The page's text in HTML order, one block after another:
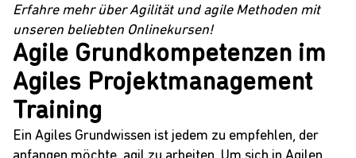
Erfahre mehr über Agilität und agile Methoden mit
unseren beliebten Onlinekursen!
Agile Grundkompetenzen im
Agiles Projektmanagement
Training
Ein Agiles Grundwissen ist jedem zu empfehlen, der